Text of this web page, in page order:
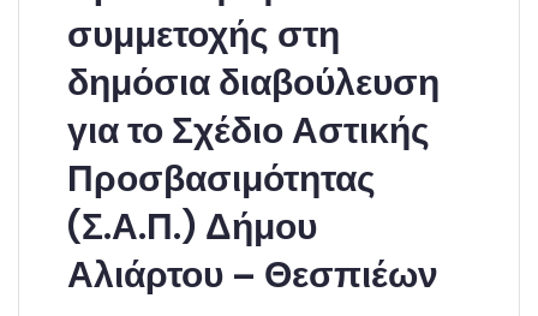
συμμετοχής στη
δημόσια διαβούλευση
για το Σχέδιο Αστικής
Προσβασιμότητας
(Σ.Α.Π.) Δήμου
Αλιάρτου – Θεσπιέων